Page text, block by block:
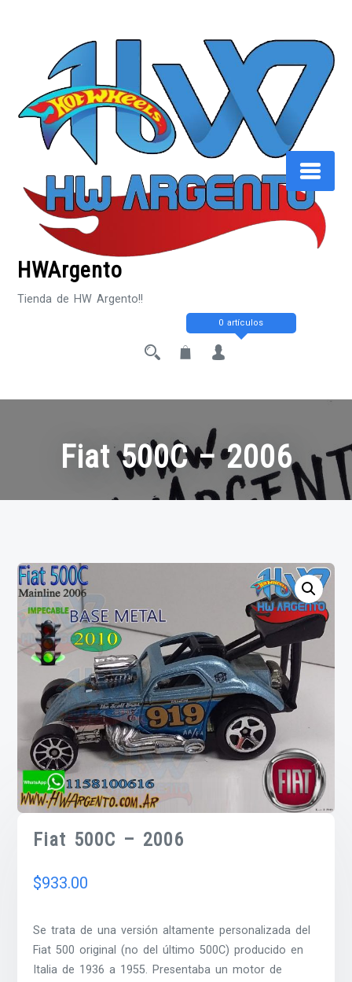
HWArgento
Tienda de HW Argento!!
0 artículos
Fiat 500C – 2006
Fiat 500C – 2006
$933.00
Se trata de una versión altamente personalizada del
Fiat 500 original (no del último 500C) producido en
Italia de 1936 a 1955. Presentaba un motor de